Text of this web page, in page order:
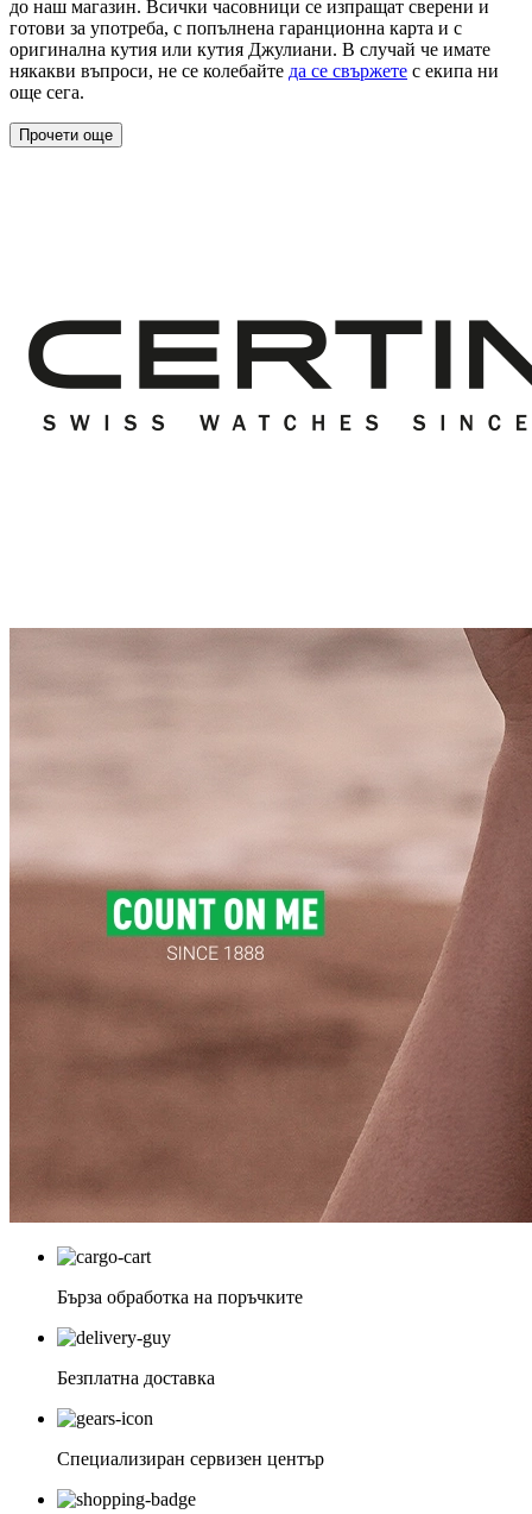
до наш магазин. Всички часовници се изпращат сверени и
готови за употреба, с попълнена гаранционна карта и с
оригинална кутия или кутия Джулиани. В случай че имате
някакви въпроси, не се колебайте да се свържете с екипа ни
още сега.
Прочети още
Бърза обработка на поръчките
Безплатна доставка
Специализиран сервизен център